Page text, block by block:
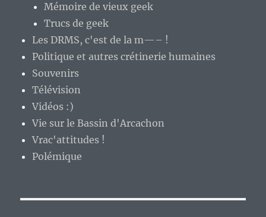
Mémoire de vieux geek
Trucs de geek
Les DRMS, c'est de la m—– !
Politique et autres crétinerie humaines
Souvenirs
Télévision
Vidéos :)
Vie sur le Bassin d'Arcachon
Vrac'attitudes !
Polémique